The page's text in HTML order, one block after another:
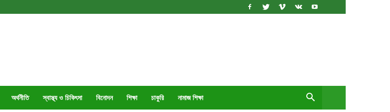
অর্থনীতি স্বাস্থ্য ও চিকিৎসা বিনোদন শিক্ষা চাকুরি নামাজ শিক্ষা